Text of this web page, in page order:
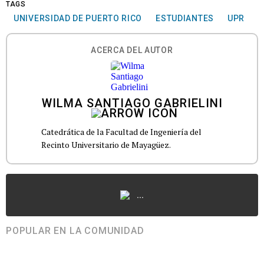
TAGS
UNIVERSIDAD DE PUERTO RICO ESTUDIANTES UPR
ACERCA DEL AUTOR
WILMA SANTIAGO GABRIELINI
Catedrática de la Facultad de Ingeniería del
Recinto Universitario de Mayagüez.
...
POPULAR EN LA COMUNIDAD